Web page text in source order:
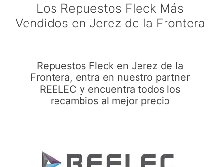
Los Repuestos Fleck Más
Vendidos en Jerez de la Frontera
Repuestos Fleck en Jerez de la
Frontera, entra en nuestro partner
REELEC y encuentra todos los
recambios al mejor precio